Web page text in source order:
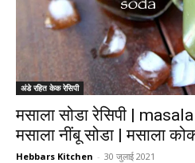
अंडे रहित केक रेसिपी
मसाला सोडा रेसिपी |
मसाला नींबू सोडा | मसाला
Hebbars Kitchen - 30 जुलाई 2021